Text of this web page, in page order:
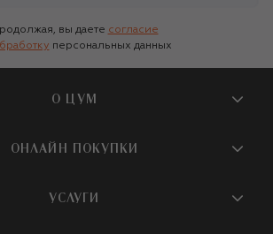
вы даете согласие
персональных данных
О ЦУМ
О магазине
Бутики и ПВЗ ЦУМ
ОНЛАЙН ПОКУПКИ
УСЛУГИ